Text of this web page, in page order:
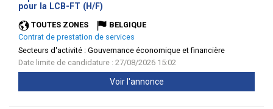
pour la LCB-FT (H/F)
TOUTES ZONES
BELGIQUE
Contrat de prestation de services
Secteurs d'activité : Gouvernance économique et financière
Date limite de candidature : 27/08/2026 15:02
Voir l'annonce